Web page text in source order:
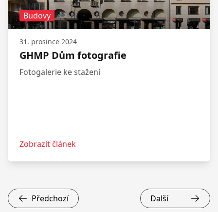
Budovy
31. prosince 2024
GHMP Dům fotografie
Fotogalerie ke stažení
Zobrazit článek
Předchozí Další